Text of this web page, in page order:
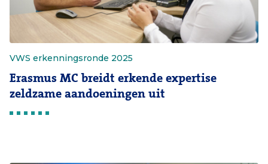
VWS erkenningsronde 2025
Erasmus MC breidt erkende expertise
zeldzame aandoeningen uit